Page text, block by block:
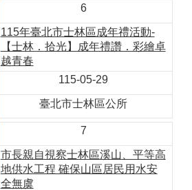
6
115年臺北市士林區成年禮活動-
【士林．拾光】成年禮讚．彩繪卓
越青春
115-05-29
臺北市士林區公所
7
市長親自視察士林區溪山、平等高
地供水工程 確保山區居民用水安
全無虞